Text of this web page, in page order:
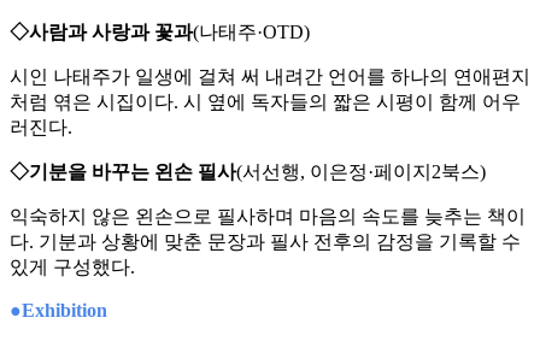
◇사람과 사랑과 꽃과(나태주·OTD)
시인 나태주가 일생에 걸쳐 써 내려간 언어를 하나의 연애편지
처럼 엮은 시집이다. 시 옆에 독자들의 짧은 시평이 함께 어우
러진다.
◇기분을 바꾸는 왼손 필사(서선행, 이은정·페이지2북스)
익숙하지 않은 왼손으로 필사하며 마음의 속도를 늦추는 책이
다. 기분과 상황에 맞춘 문장과 필사 전후의 감정을 기록할 수
있게 구성했다.
●Exhibition